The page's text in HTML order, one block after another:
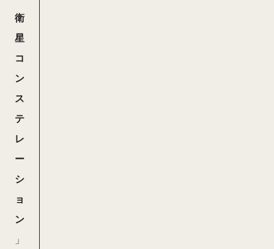
衛
星
コ
ン
ス
テ
レ
ー
シ
ョ
ン
」